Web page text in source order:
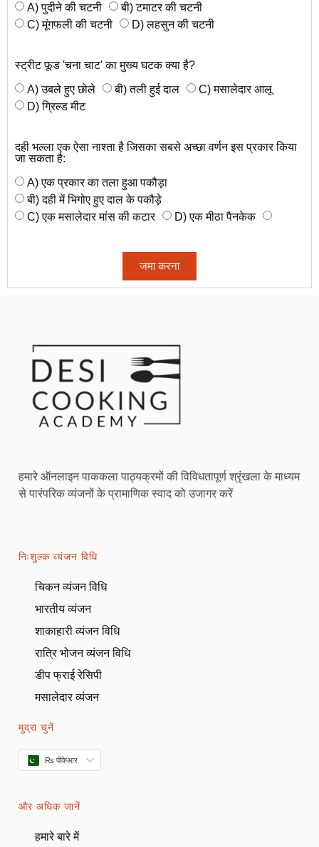
A) पुदीने की चटनी
बी) टमाटर की चटनी
C) मूंगफली की चटनी
D) लहसुन की चटनी
स्ट्रीट फूड 'चना चाट' का मुख्य घटक क्या है?
A) उबले हुए छोले
बी) तली हुई दाल
C) मसालेदार आलू
D) ग्रिल्ड मीट
दही भल्ला एक ऐसा नाश्ता है जिसका सबसे अच्छा वर्णन इस प्रकार किया
जा सकता है:
A) एक प्रकार का तला हुआ पकौड़ा
बी) दही में भिगोए हुए दाल के पकौड़े
C) एक मसालेदार मांस की कटार
D) एक मीठा पैनकेक
जमा करना
हमारे ऑनलाइन पाककला पाठ्यक्रमों की विविधतापूर्ण श्रृंखला के माध्यम
से पारंपरिक व्यंजनों के प्रामाणिक स्वाद को उजागर करें
निःशुल्क व्यंजन विधि
चिकन व्यंजन विधि
भारतीय व्यंजन
शाकाहारी व्यंजन विधि
रात्रि भोजन व्यंजन विधि
डीप फ्राई रेसिपी
मसालेदार व्यंजन
मुद्रा चुनें
₨ पीकेआर
और अधिक जानें
हमारे बारे में